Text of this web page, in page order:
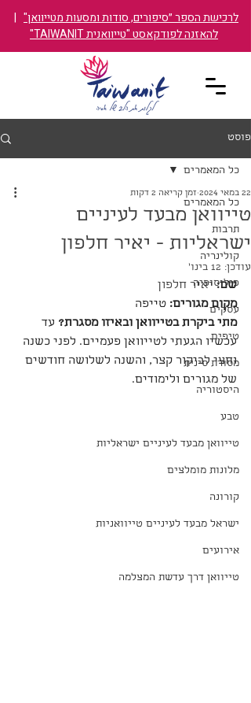
לרכישת הספר ״סיפורים, סודות ומסעות מטייוואן" |
להאזנה לפודקאסט "טייוואנית TAIWANIT"
פוסט
כל המאמרים
תרבות
קולינריה
פילוסופיה
עסקים
טיפים
מסורת סינית
היסטוריה
טבע
טייוואן מבעד לעיניים ישראליות
מלונות מומלצים
קורונה
ישראל מבעד לעיניים טייוואניות
אירועים
טייוואן דרך עדשת המצלמה
כל המאמרים
טייוואן מבעד לעיניים
ישראליות - יאיר חלפון
22 במאי 2024 זמן קריאה 2 דקות
עודכן: 12 בינו׳
שם: יאיר חלפון
מקום מגורים: טייפה
מתי ביקרת בטייוואן ובאיזו מסגרת? עד
עכשיו הגעתי לטייוואן פעמיים. לפני כשנה
וחצי לביקור קצר, והשנה לשלושה חודשים
של מגורים ולימודים.